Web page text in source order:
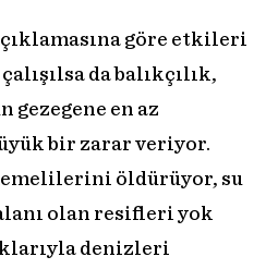
göre etkileri
da balıkçılık,
gezegene en az
bir zarar veriyor.
öldürüyor, su
olan resifleri yok
denizleri